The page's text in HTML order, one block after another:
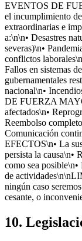
EVENTOS DE
el incumplimiento
extraordinarias e
a:\n\n• Desastres
severas)\n•
conflictos
Fallos en sistemas
gubernamentales
nacional\n•
DE FUERZA
afectados\n•
Reembolso
Comunicación
EFECTOS\n• La
persista la causa\n•
como sea
de
ningún caso
cesante, o
10.